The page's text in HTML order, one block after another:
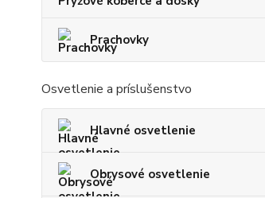
Prachovky
Osvetlenie a príslušenstvo
Hlavné osvetlenie
Obrysové osvetlenie